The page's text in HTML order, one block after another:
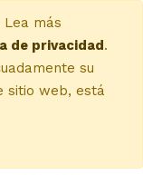
más
de privacidad.
su
sitio web, está